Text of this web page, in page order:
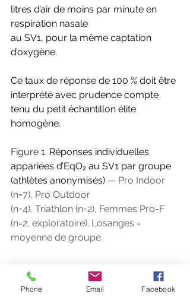
litres d’air de moins par minute en
respiration nasale
au SV1, pour la même captation
d’oxygène.
Ce taux de réponse de 100 % doit être
interprété avec prudence compte
tenu du petit échantillon élite
homogène.
Figure 1. Réponses individuelles
appariées d’EqO₂ au SV1 par groupe
(athlètes anonymisés) — Pro Indoor
(n=7), Pro Outdoor
(n=4), Triathlon (n=2), Femmes Pro-F
(n=2, exploratoire). Losanges =
moyenne de groupe.
Phone Email Facebook